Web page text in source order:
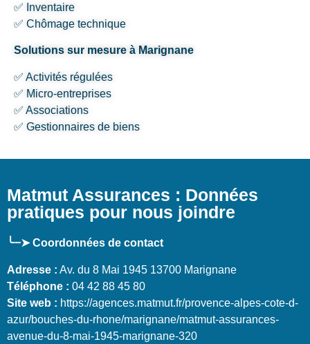
✅ Inventaire
✅ Chômage technique
Solutions sur mesure à Marignane
✅ Activités régulées
✅ Micro-entreprises
✅ Associations
✅ Gestionnaires de biens
Matmut Assurances : Données
pratiques pour nous joindre
╰┈➤ Coordonnées de contact
Adresse : Av. du 8 Mai 1945 13700 Marignane
Téléphone : 04 42 88 45 80
Site web : https://agences.matmut.fr/provence-alpes-cote-d-
azur/bouches-du-rhone/marignane/matmut-assurances-
avenue-du-8-mai-1945-marignane-320